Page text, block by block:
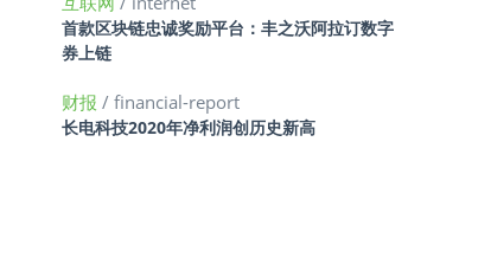
首款区块链忠诚奖励平台：丰之沃阿拉订数字
券上链
财报 / financial-report
长电科技2020年净利润创历史新高